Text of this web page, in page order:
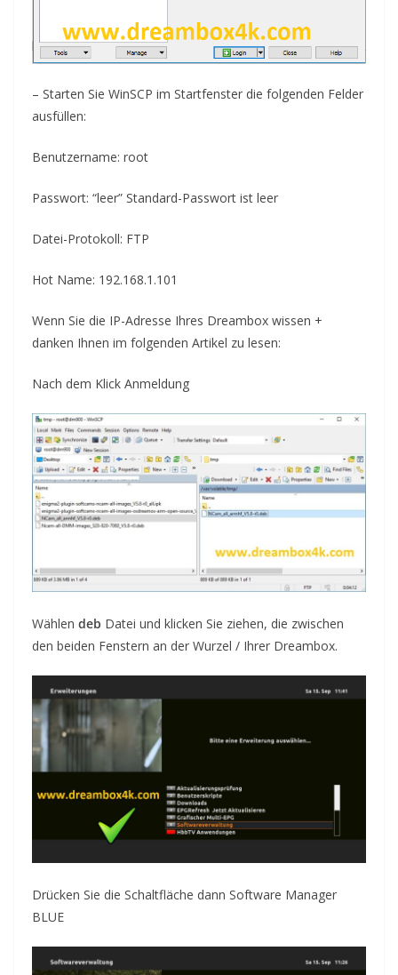
– Starten Sie WinSCP im Startfenster die folgenden Felder
ausfüllen:
Benutzername: root
Passwort: “leer” Standard-Passwort ist leer
Datei-Protokoll: FTP
Hot Name: 192.168.1.101
Wenn Sie die IP-Adresse Ihres Dreambox wissen +
danken Ihnen im folgenden Artikel zu lesen:
Nach dem Klick Anmeldung
Wählen deb Datei und klicken Sie ziehen, die zwischen
den beiden Fenstern an der Wurzel / Ihrer Dreambox.
Drücken Sie die Schaltfläche dann Software Manager
BLUE